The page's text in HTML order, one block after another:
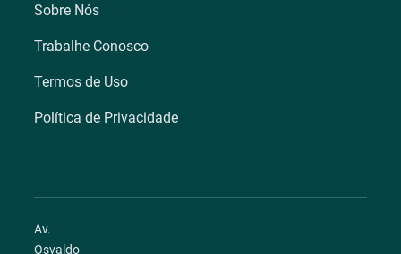
Sobre Nós
Trabalhe Conosco
Termos de Uso
Política de Privacidade
Av.
Osvaldo